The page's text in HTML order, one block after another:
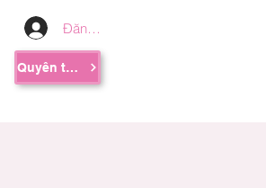
Đăng nhập
Quyên tặng